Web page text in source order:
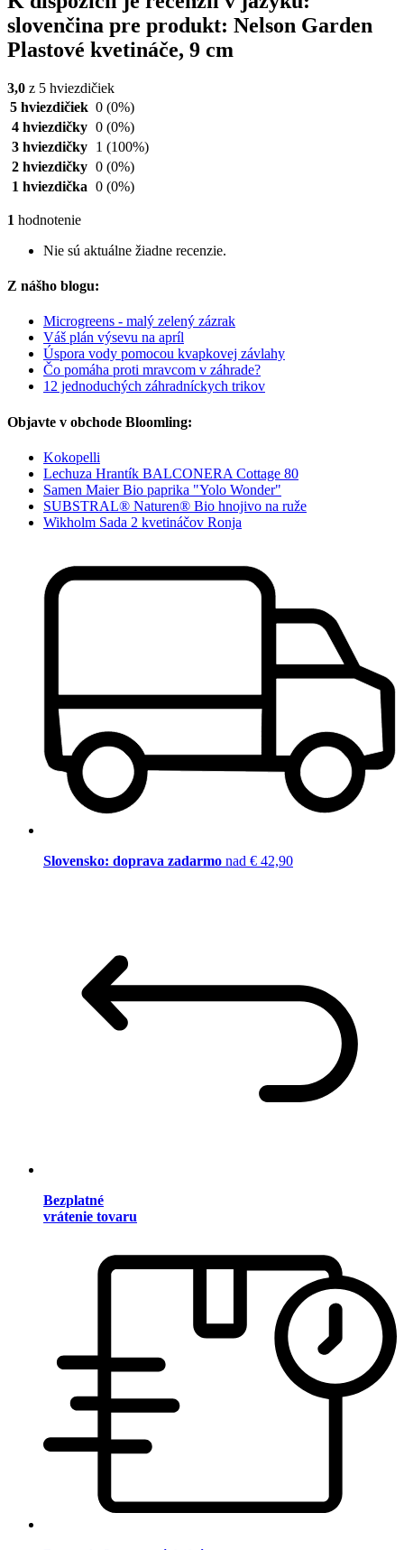
slovenčina pre produkt: Nelson Garden
Plastové kvetináče, 9 cm
3,0 z 5 hviezdičiek
5 hviezdičiek 0 (0%)
4 hviezdičky 0 (0%)
3 hviezdičky
1 (100%)
2 hviezdičky 0 (0%)
1 hviezdička 0 (0%)
1 hodnotenie
Nie sú aktuálne žiadne recenzie.
Z nášho blogu:
Microgreens - malý zelený zázrak
Váš plán výsevu na apríl
Úspora vody pomocou kvapkovej závlahy
Čo pomáha proti mravcom v záhrade?
12 jednoduchých záhradníckych trikov
Objavte v obchode Bloomling:
Kokopelli
Lechuza Hrantík BALCONERA Cottage 80
Samen Maier Bio paprika "Yolo Wonder"
SUBSTRAL® Naturen® Bio hnojivo na ruže
Wikholm Sada 2 kvetináčov Ronja
Slovensko: doprava zadarmo nad € 42,90
Bezplatné
vrátenie tovaru